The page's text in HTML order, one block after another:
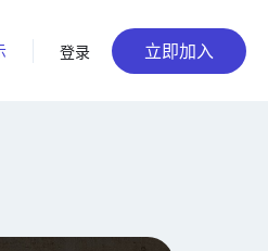
登录 立即加入